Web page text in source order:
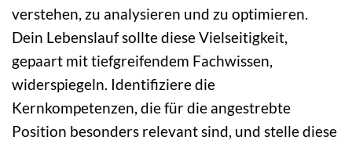
verstehen, zu analysieren und zu optimieren.
Dein Lebenslauf sollte diese Vielseitigkeit,
gepaart mit tiefgreifendem Fachwissen,
widerspiegeln. Identifiziere die
Kernkompetenzen, die für die angestrebte
Position besonders relevant sind, und stelle diese